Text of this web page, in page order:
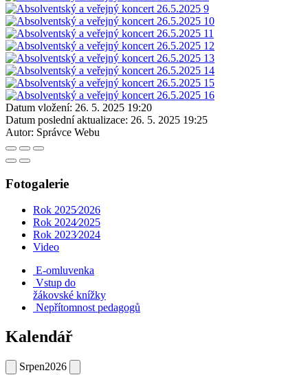
Datum vložení: 26. 5. 2025 19:20
Datum poslední aktualizace: 26. 5. 2025 19:25
Autor: Správce Webu
Fotogalerie
Rok 2025⁄2026
Rok 2024⁄2025
Rok 2023⁄2024
Video
E-omluvenka
Vstup do
žákovské knížky
Nepřítomnost pedagogů
Kalendář
Srpen2026